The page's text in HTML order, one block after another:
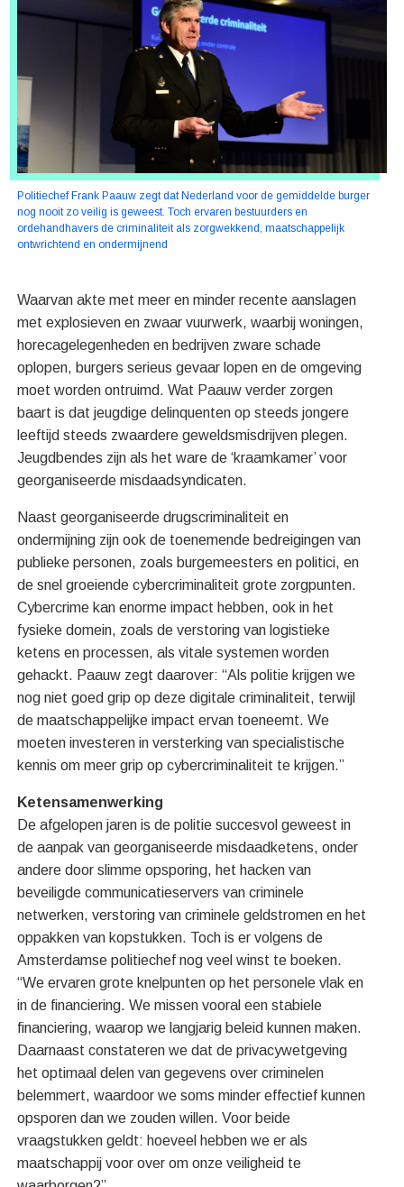
Politiechef Frank Paauw zegt dat Nederland voor de gemiddelde burger
nog nooit zo veilig is geweest. Toch ervaren bestuurders en
ordehandhavers de criminaliteit als zorgwekkend, maatschappelijk
ontwrichtend en ondermijnend
Waarvan akte met meer en minder recente aanslagen
met explosieven en zwaar vuurwerk, waarbij woningen,
horecagelegenheden en bedrijven zware schade
oplopen, burgers serieus gevaar lopen en de omgeving
moet worden ontruimd. Wat Paauw verder zorgen
baart is dat jeugdige delinquenten op steeds jongere
leeftijd steeds zwaardere geweldsmisdrijven plegen.
Jeugdbendes zijn als het ware de ‘kraamkamer’ voor
georganiseerde misdaadsyndicaten.
Naast georganiseerde drugscriminaliteit en
ondermijning zijn ook de toenemende bedreigingen van
publieke personen, zoals burgemeesters en politici, en
de snel groeiende cybercriminaliteit grote zorgpunten.
Cybercrime kan enorme impact hebben, ook in het
fysieke domein, zoals de verstoring van logistieke
ketens en processen, als vitale systemen worden
gehackt. Paauw zegt daarover: “Als politie krijgen we
nog niet goed grip op deze digitale criminaliteit, terwijl
de maatschappelijke impact ervan toeneemt. We
moeten investeren in versterking van specialistische
kennis om meer grip op cybercriminaliteit te krijgen.”
Ketensamenwerking
De afgelopen jaren is de politie succesvol geweest in
de aanpak van georganiseerde misdaadketens, onder
andere door slimme opsporing, het hacken van
beveiligde communicatieservers van criminele
netwerken, verstoring van criminele geldstromen en het
oppakken van kopstukken. Toch is er volgens de
Amsterdamse politiechef nog veel winst te boeken.
“We ervaren grote knelpunten op het personele vlak en
in de financiering. We missen vooral een stabiele
financiering, waarop we langjarig beleid kunnen maken.
Daarnaast constateren we dat de privacywetgeving
het optimaal delen van gegevens over criminelen
belemmert, waardoor we soms minder effectief kunnen
opsporen dan we zouden willen. Voor beide
vraagstukken geldt: hoeveel hebben we er als
maatschappij voor over om onze veiligheid te